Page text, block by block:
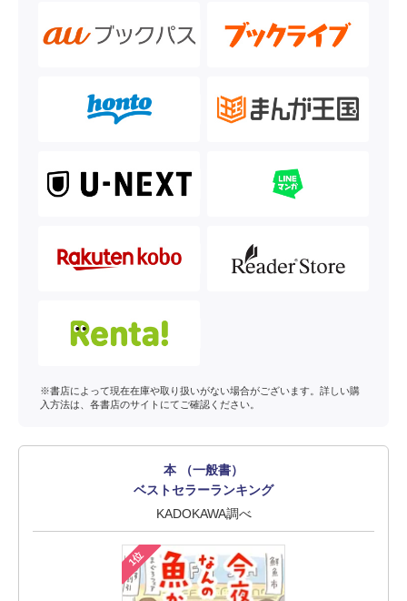
※書店によって現在在庫や取り扱いがない場合がございます。詳しい購
入方法は、各書店のサイトにてご確認ください。
本 （一般書）
ベストセラーランキング
KADOKAWA調べ
1位